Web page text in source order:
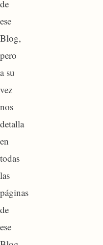
de
ese
Blog,
pero
a su
vez
nos
detalla
en
todas
las
páginas
de
ese